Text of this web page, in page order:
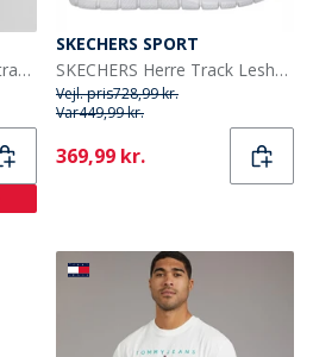
Les Deux Herre Core Kontrast T-shirt India Ink Blue
SKECHERS SPORT
SKECHERS Herre Track Leshur Sneakers Blå
Vejl. pris728,99 kr.
Var449,99 kr.
Current
369,99 kr.